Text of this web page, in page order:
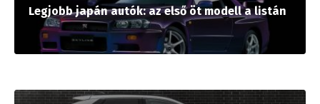
Legjobb japán autók: az első öt modell a listán